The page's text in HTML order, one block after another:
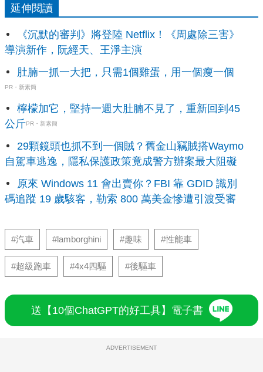
延伸閱讀
《沉默的審判》將登陸 Netflix！《周處除三害》
導演新作，阮經天、王淨主演
肚腩一抓一大把，只需1個雞蛋，用一個瘦一個
PR・新素簡
檸檬加它，堅持一週大肚腩不見了，重新回到45
公斤PR・新素簡
29顆鏡頭也抓不到一個賊？舊金山竊賊搭Waymo
自駕車逃逸，隱私保護政策竟成警方辦案最大阻礙
原來 Windows 11 會出賣你？FBI 靠 GDID 識別
碼追蹤 19 歲駭客，勒索 800 萬美金慘遭引渡受審
#汽車 #lamborghini #趣味 #性能車
#超級跑車 #4x4四驅 #後驅車
送【10個ChatGPT的好工具】電子書
ADVERTISEMENT